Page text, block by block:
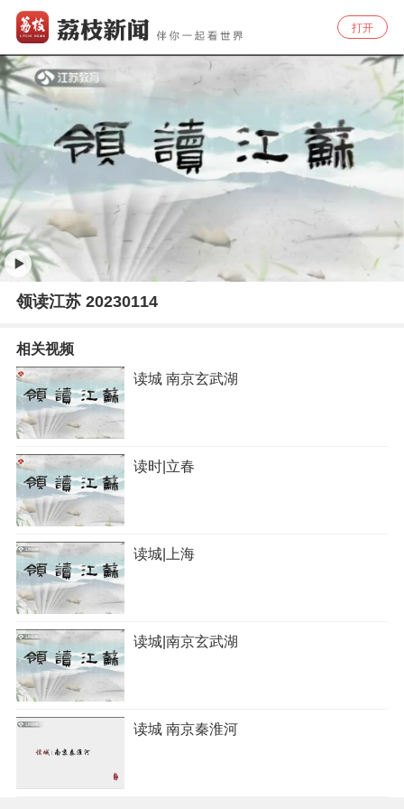
打开
领读江苏 20230114
相关视频
读城 南京玄武湖
读时|立春
读城|上海
读城|南京玄武湖
读城 南京秦淮河